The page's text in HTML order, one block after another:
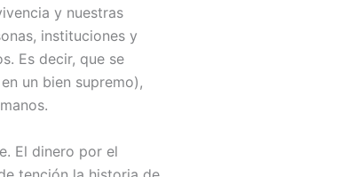
y nuestras
instituciones y
Es decir, que se
un bien supremo),
El dinero por el